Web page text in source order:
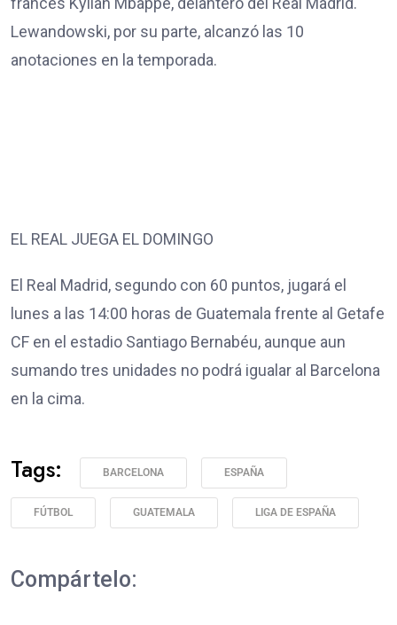
Lewandowski, por su parte, alcanzó las 10
anotaciones en la temporada.
EL REAL JUEGA EL DOMINGO
El Real Madrid, segundo con 60 puntos, jugará el
lunes a las 14:00 horas de Guatemala frente al Getafe
CF en el estadio Santiago Bernabéu, aunque aun
sumando tres unidades no podrá igualar al Barcelona
en la cima.
Tags: BARCELONA ESPAÑA
FÚTBOL GUATEMALA LIGA DE ESPAÑA
Compártelo: